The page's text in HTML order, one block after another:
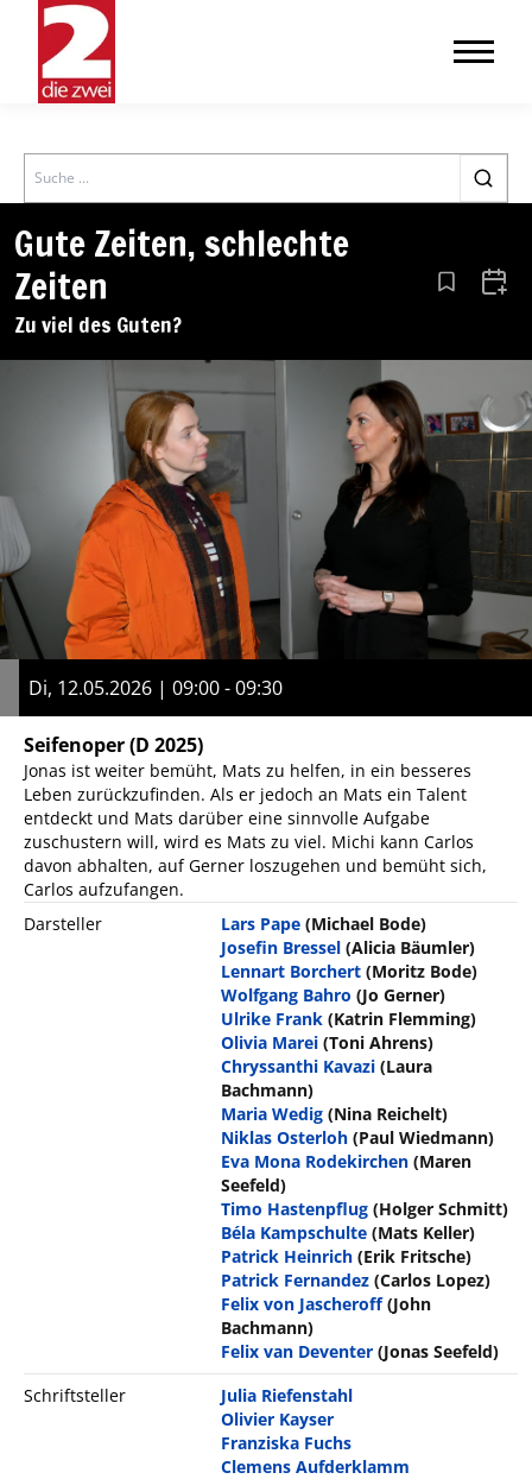
Search
Gute Zeiten, schlechte
Zeiten
Zu viel des Guten?
Aus den
Di, 12.05.2026 | 09:00 - 09:30
Seifenoper(D 2025)
Jonas ist weiter bemüht, Mats zu helfen, in ein besseres
Leben zurückzufinden. Als er jedoch an Mats ein Talent
entdeckt und Mats darüber eine sinnvolle Aufgabe
zuschustern will, wird es Mats zu viel. Michi kann Carlos
davon abhalten, auf Gerner loszugehen und bemüht sich,
Carlos aufzufangen.
Darsteller
Lars Pape (Michael Bode)
Josefin Bressel (Alicia Bäumler)
Lennart Borchert (Moritz Bode)
Wolfgang Bahro (Jo Gerner)
Ulrike Frank (Katrin Flemming)
Olivia Marei (Toni Ahrens)
Chryssanthi Kavazi (Laura
Bachmann)
Maria Wedig (Nina Reichelt)
Niklas Osterloh (Paul Wiedmann)
Eva Mona Rodekirchen (Maren
Seefeld)
Timo Hastenpflug (Holger Schmitt)
Béla Kampschulte (Mats Keller)
Patrick Heinrich (Erik Fritsche)
Patrick Fernandez (Carlos Lopez)
Felix von Jascheroff (John
Bachmann)
Felix van Deventer (Jonas Seefeld)
Schriftsteller
Julia Riefenstahl
Olivier Kayser
Franziska Fuchs
Clemens Aufderklamm